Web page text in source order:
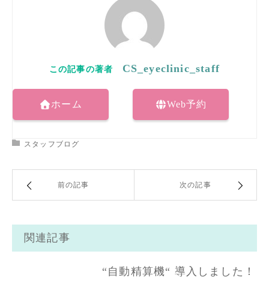
CS_eyeclinic_staff
ホーム Web予約
スタッフブログ
前の記事 次の記事
関連記事
“自動精算機“ 導入しました！